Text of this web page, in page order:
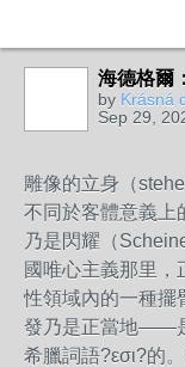
海德格爾
by Krásná
Sep 29,
雕像的立身（
不同於客體意義上
乃是閃耀（
國唯心主義那里，
性領域內的一種
發乃是正當地——
希臘詞語?εσι?的